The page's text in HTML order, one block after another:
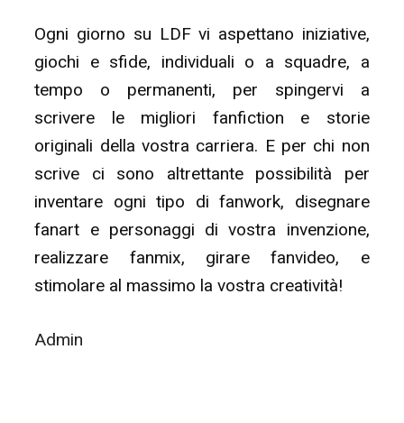
Ogni giorno su LDF vi aspettano iniziative,
giochi e sfide, individuali o a squadre, a
tempo o permanenti, per spingervi a
scrivere le migliori fanfiction e storie
originali della vostra carriera. E per chi non
scrive ci sono altrettante possibilità per
inventare ogni tipo di fanwork, disegnare
fanart e personaggi di vostra invenzione,
realizzare fanmix, girare fanvideo, e
stimolare al massimo la vostra creatività!
Admin